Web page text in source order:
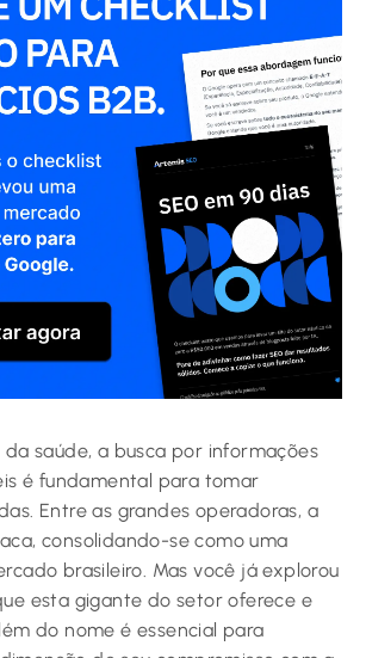
da saúde, a busca por informações
é fundamental para tomar
Entre as grandes operadoras, a
consolidando-se como uma
brasileiro. Mas você já explorou
esta gigante do setor oferece e
do nome é essencial para